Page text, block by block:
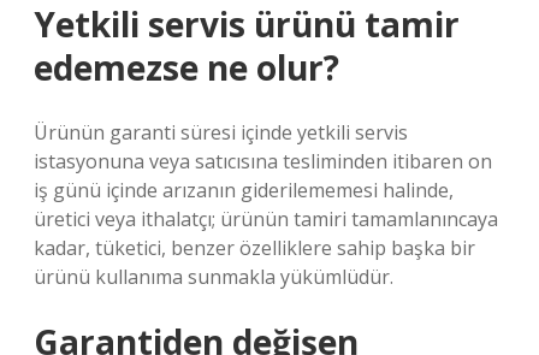
Yetkili servis ürünü tamir
edemezse ne olur?
Ürünün garanti süresi içinde yetkili servis
istasyonuna veya satıcısına tesliminden itibaren on
iş günü içinde arızanın giderilememesi halinde,
üretici veya ithalatçı; ürünün tamiri tamamlanıncaya
kadar, tüketici, benzer özelliklere sahip başka bir
ürünü kullanıma sunmakla yükümlüdür.
Garantiden değişen